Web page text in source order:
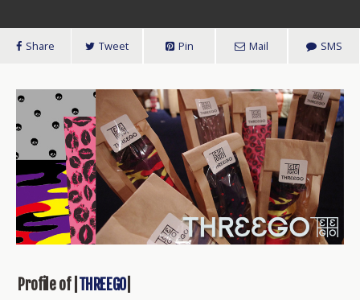
Share Tweet Pin Mail SMS
Profile of | THREEGO|